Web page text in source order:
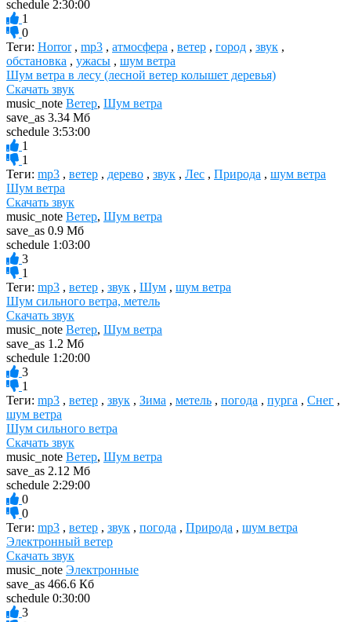
schedule 2:30:00
1
0
Теги: Horror, mp3 , атмосфера , ветер , город , звук ,
обстановка , ужасы , шум ветра
Шум ветра в лесу (лесной ветер колышет деревья)
Скачать звук
music_note Ветер, Шум ветра
save_as 3.34 Мб
schedule 3:53:00
1
1
Теги: mp3 , ветер , дерево , звук , Лес , Природа , шум ветра
Шум ветра
Скачать звук
music_note Ветер, Шум ветра
save_as 0.9 Мб
schedule 1:03:00
3
1
Теги: mp3 , ветер , звук , Шум , шум ветра
Шум сильного ветра, метель
Скачать звук
music_note Ветер, Шум ветра
save_as 1.2 Мб
schedule 1:20:00
3
1
Теги: mp3 , ветер , звук , Зима , метель , погода , пурга , Снег ,
шум ветра
Шум сильного ветра
Скачать звук
music_note Ветер, Шум ветра
save_as 2.12 Мб
schedule 2:29:00
0
0
Теги: mp3 , ветер , звук , погода , Природа , шум ветра
Электронный ветер
Скачать звук
music_note Электронные
save_as 466.6 Кб
schedule 0:30:00
3